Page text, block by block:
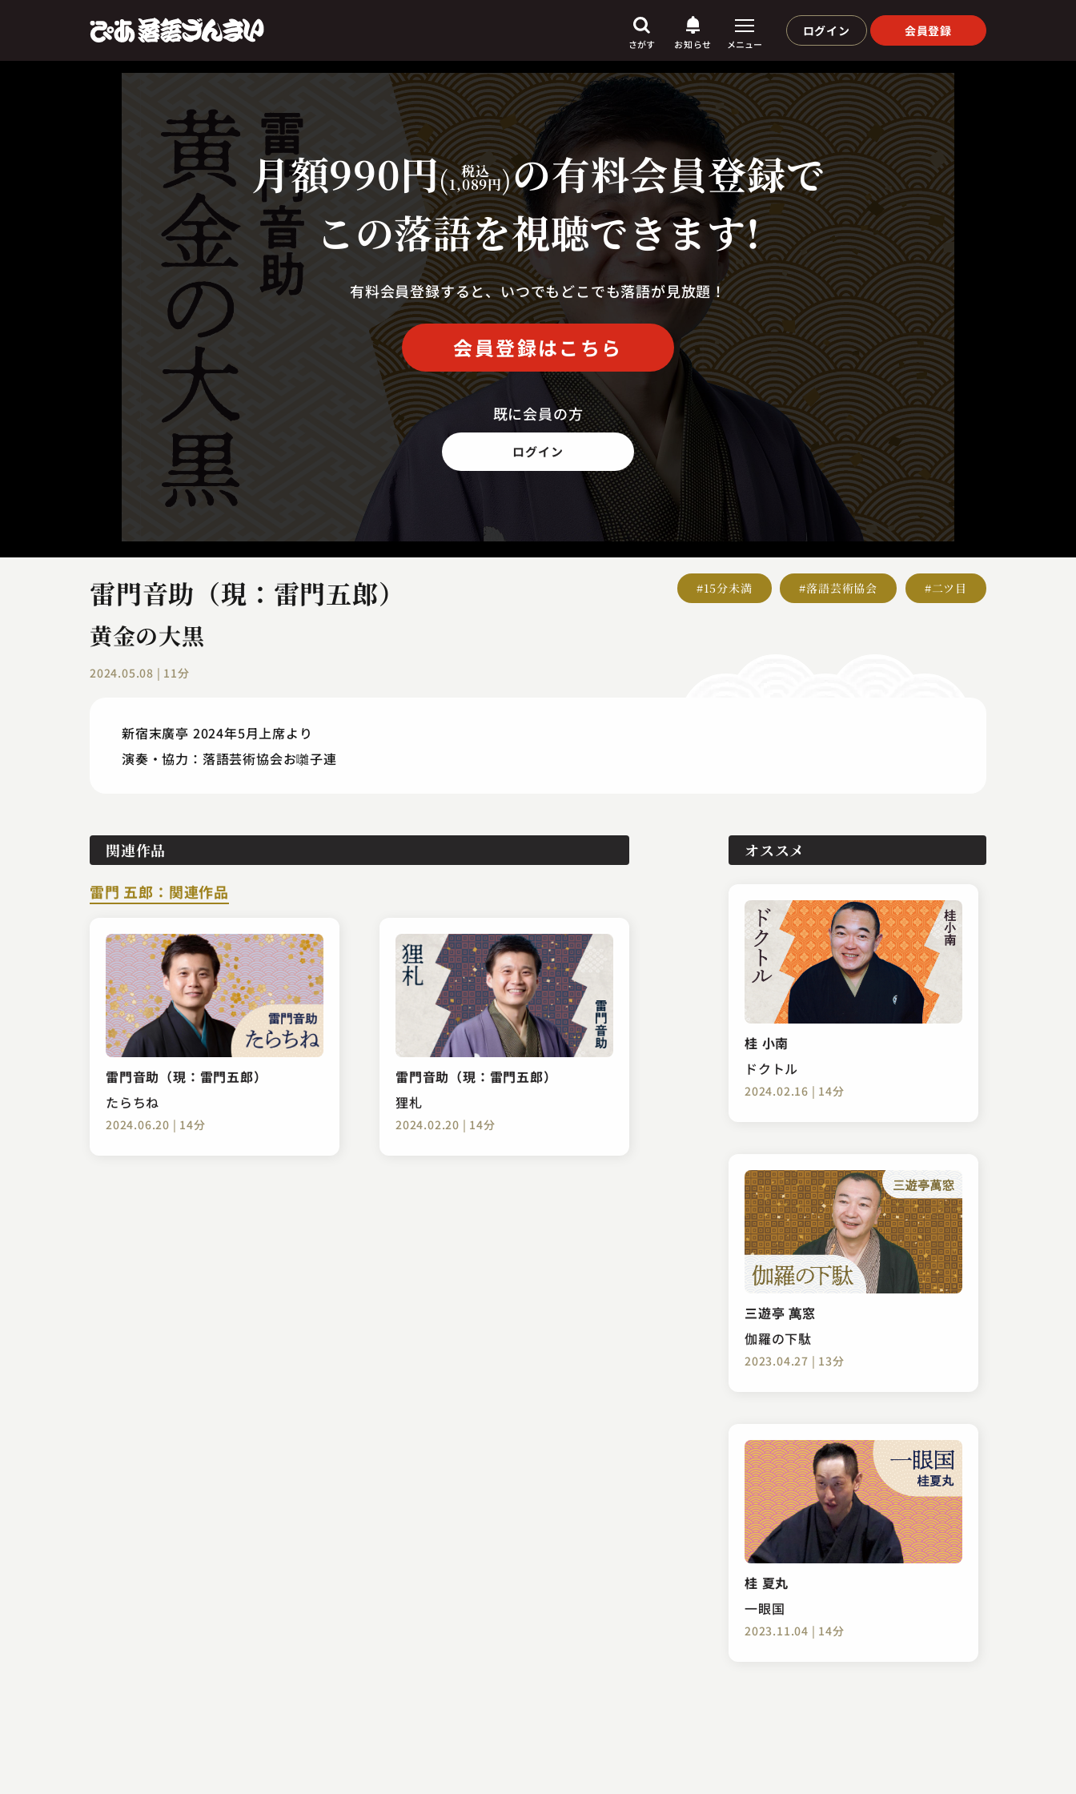
さがす
芸人からさがす
演目 からさがす
上演時間からさがす
お知らせ メニュー
ログイン 会員登録
月額990円( 税込
1,089円)の有料会員登録で
この落語を視聴できます!
有料会員登録すると、いつでもどこでも落語が見放題！
会員登録はこちら
既に会員の方
ログイン
雷門音助（現：雷門五郎）
黄金の大黒
2024.05.08 | 11分
#15分未満 #落語芸術協会 #二ツ目
新宿末廣亭 2024年5月上席より
演奏・協力：落語芸術協会お囃子連
関連作品
雷門 五郎：関連作品
雷門音助（現：雷門五郎）
たらちね
2024.06.20 | 14分
雷門音助（現：雷門五郎）
狸札
2024.02.20 | 14分
オススメ
桂 小南
ドクトル
2024.02.16 | 14分
三遊亭 萬窓
伽羅の下駄
2023.04.27 | 13分
桂 夏丸
一眼国
2023.11.04 | 14分